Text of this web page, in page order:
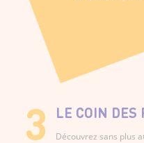
LE COIN DES
Découvrez sans plus